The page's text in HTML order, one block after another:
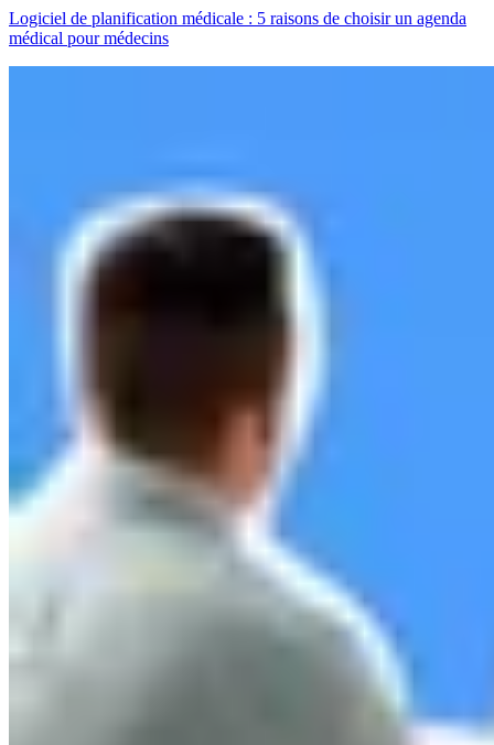
Logiciel de planification médicale : 5 raisons de choisir un agenda
médical pour médecins